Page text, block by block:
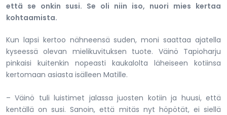
että se onkin susi. Se oli niin iso, nuori mies kertaa
kohtaamista.
Kun lapsi kertoo nähneensä suden, moni saattaa ajatella
kyseessä olevan mielikuvituksen tuote. Väinö Tapioharju
pinkaisi kuitenkin nopeasti kaukalolta läheiseen kotiinsa
kertomaan asiasta isälleen Matille.
– Väinö tuli luistimet jalassa juosten kotiin ja huusi, että
kentällä on susi. Sanoin, että mitäs nyt höpötät, ei siellä